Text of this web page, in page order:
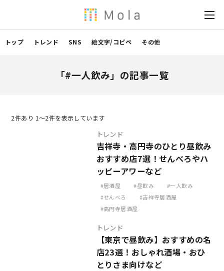
トップ トレンド SNS 絵文字/コピペ その他
「#一人飲み」の記事一覧
2件あり 1〜2件を表示しています
トレンド
吉祥寺・高円寺のひとり昼飲み
おすすめ店7選！せんべろやハ
ッピーアワーなど
居酒屋 昼飲み
一人飲み
せんべろ
吉祥寺居酒屋
高円寺居酒屋
トレンド
【東京で昼飲み】おすすめの名
店23選！おしゃれ酒場・おひ
とりさま向けなど